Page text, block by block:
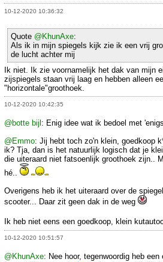
10-12-2020 10:36:32
Quote @KhunAxe:
Als ik in mijn spiegels kijk zie ik een vrij
de lucht achter mij
Ik niet. Ik zie voornamelijk het dak van mijn
zijspiegels staan vrij laag en hebben alleen
"horizontale"groothoek.
10-12-2020 10:42:35
@botte bijl : Enig idee wat ik bedoel met
@Emmo: Jij hebt toch zo'n klein, goedkoop
ik? Tja, dan is het natuurlijk logisch dat je
die uiteraard niet fatsoenlijk groothoek zijn..
hé..
Overigens heb ik het uiteraard over de
scooter... Daar zit geen dak in de weg
Ik heb niet eens een goedkoop, klein
10-12-2020 10:51:57
@KhunAxe: Nee hoor, tegenwoordig heb een